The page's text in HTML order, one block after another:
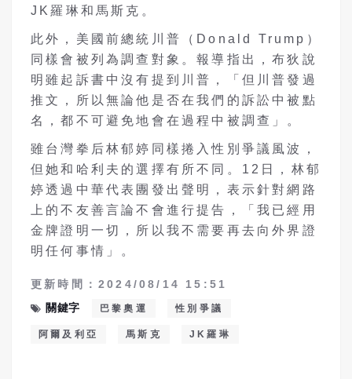
JK羅琳和馬斯克。
此外，美國前總統川普（Donald Trump）
同樣會被列為調查對象。報導指出，布狄說
明雖起訴書中沒有提到川普，「但川普發過
推文，所以無論他是否在我們的訴訟中被點
名，都不可避免地會在過程中被調查」。
雖台灣拳后林郁婷同樣捲入性別爭議風波，
但她和哈利夫的選擇有所不同。12日，林郁
婷透過中華代表團發出聲明，表示針對網路
上的不友善言論不會進行提告，「我已經用
金牌證明一切，所以我不需要再去向外界證
明任何事情」。
更新時間：2024/08/14 15:51
關鍵字
巴黎奧運 性別爭議
阿爾及利亞 馬斯克 JK羅琳